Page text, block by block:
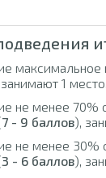
максимальное
1 место.
не менее 70%
7 - 9 баллов),
не менее 30%
3 - 6 баллов),